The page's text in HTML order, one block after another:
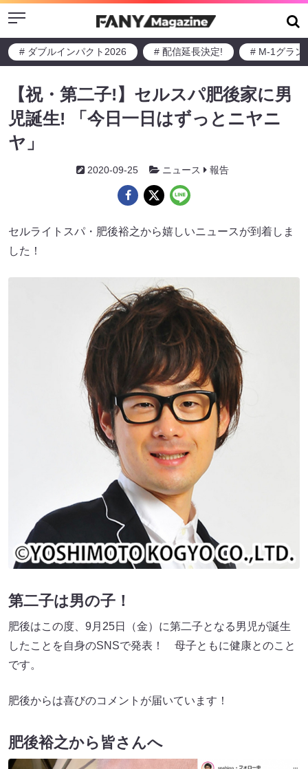
Menu
# ダブルインパクト2026 # 配信延長決定! # M-1グラン
【祝・第二子!】セルスパ肥後家に男
児誕生! 「今日一日はずっとニヤニ
ヤ」
2020-09-25 ニュース 報告
セルライトスパ・肥後裕之から嬉しいニュースが到着しま
した！
第二子は男の子！
肥後はこの度、9月25日（金）に第二子となる男児が誕生
したことを自身のSNSで発表！ 母子ともに健康とのこと
です。
肥後からは喜びのコメントが届いています！
肥後裕之から皆さんへ